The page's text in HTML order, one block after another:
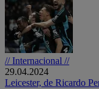
// Internacional //
29.04.2024
Leicester, de Ricardo